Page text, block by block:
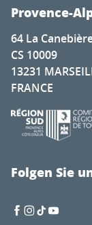
Provence-
64 La
CS 10009
13231
FRANCE
Folgen Sie